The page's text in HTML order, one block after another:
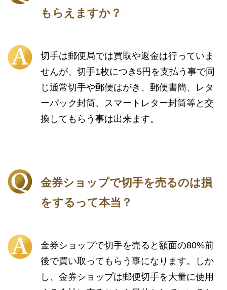
もらえますか？
切手は郵便局では買取や返金は行っていま
せんが、切手1枚につき5円を支払う事で同
じ通常切手や郵便はがき、郵便書簡、レタ
ーパック封筒、スマートレター封筒等と交
換してもらう事は出来ます。
金券ショップで切手を売るのは損
をするって本当？
金券ショップで切手を売ると額面の80%前
後で買い取ってもらう事になります。しか
し、金券ショップは郵便切手を大量に使用